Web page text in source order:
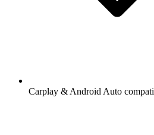
Carplay & Android Auto